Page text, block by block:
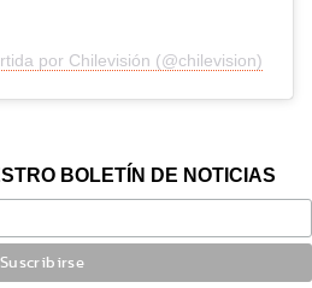
por Chilevisión (@chilevision)
BOLETÍN DE NOTICIAS